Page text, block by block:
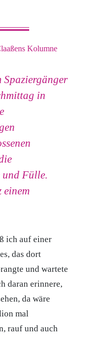
Kolumne
Spaziergänger
in
und Fülle.
einem
ich auf einer
das dort
und wartete
daran erinnere,
da wäre
mal
rauf und auch